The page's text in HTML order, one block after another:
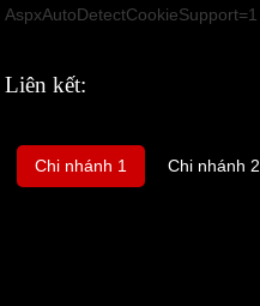
Liên kết:
Chi nhánh 1 Chi nhánh 2